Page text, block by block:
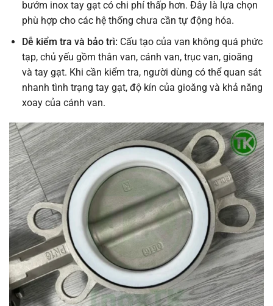
bướm inox tay gạt có chi phí thấp hơn. Đây là lựa chọn
phù hợp cho các hệ thống chưa cần tự động hóa.
Dễ kiểm tra và bảo trì: Cấu tạo của van không quá phức
tạp, chủ yếu gồm thân van, cánh van, trục van, gioăng
và tay gạt. Khi cần kiểm tra, người dùng có thể quan sát
nhanh tình trạng tay gạt, độ kín của gioăng và khả năng
xoay của cánh van.